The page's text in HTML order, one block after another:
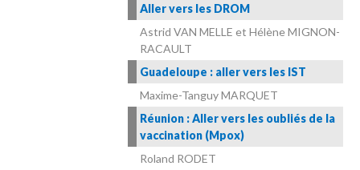
Aller vers les DROM
Astrid VAN MELLE et Hélène MIGNON-
RACAULT
Guadeloupe : aller vers les IST
Maxime-Tanguy MARQUET
Réunion : Aller vers les oubliés de la
vaccination (Mpox)
Roland RODET